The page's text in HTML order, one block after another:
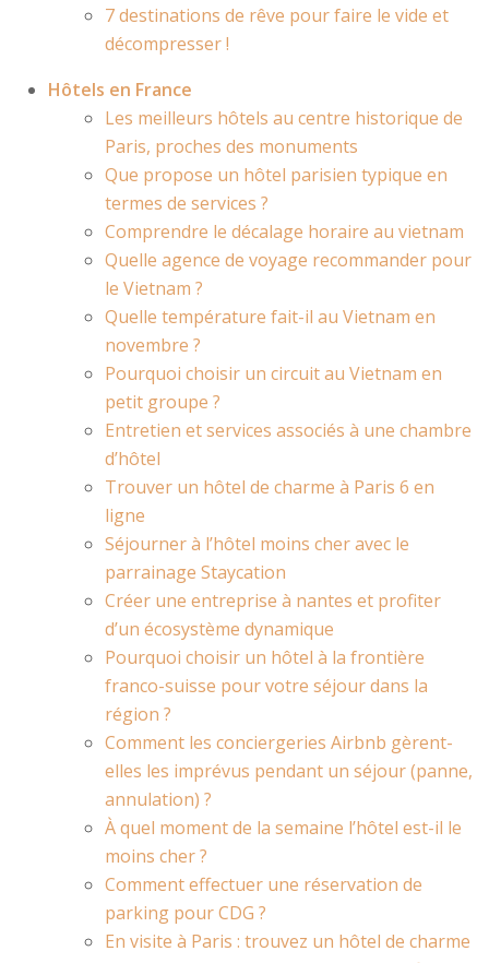
7 destinations de rêve pour faire le vide et
décompresser !
Hôtels en France
Les meilleurs hôtels au centre historique de
Paris, proches des monuments
Que propose un hôtel parisien typique en
termes de services ?
Comprendre le décalage horaire au vietnam
Quelle agence de voyage recommander pour
le Vietnam ?
Quelle température fait-il au Vietnam en
novembre ?
Pourquoi choisir un circuit au Vietnam en
petit groupe ?
Entretien et services associés à une chambre
d’hôtel
Trouver un hôtel de charme à Paris 6 en
ligne
Séjourner à l’hôtel moins cher avec le
parrainage Staycation
Créer une entreprise à nantes et profiter
d’un écosystème dynamique
Pourquoi choisir un hôtel à la frontière
franco-suisse pour votre séjour dans la
région ?
Comment les conciergeries Airbnb gèrent-
elles les imprévus pendant un séjour (panne,
annulation) ?
À quel moment de la semaine l’hôtel est-il le
moins cher ?
Comment effectuer une réservation de
parking pour CDG ?
En visite à Paris : trouvez un hôtel de charme